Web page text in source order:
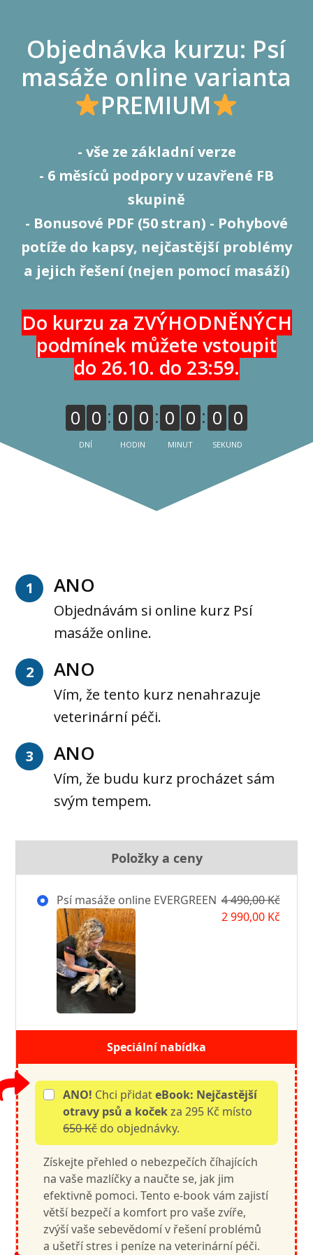
Objednávka kurzu: Psí
masáže online varianta
PREMIUM
- vše ze základní verze
- 6 měsíců podpory v uzavřené FB
skupině
- Bonusové PDF (50 stran) - Pohybové
potíže do kapsy, nejčastější problémy
a jejich řešení (nejen pomocí masáží)
Do kurzu za ZVÝHODNĚNÝCH
podmínek můžete vstoupit
do 26.10. do 23:59.
0 0
DNÍ
0 0
HODIN
0 0
MINUT
0 0
SEKUND
1 ANO
Objednávám si online kurz Psí
masáže online.
2 ANO
Vím, že tento kurz nenahrazuje
veterinární péči.
3 ANO
Vím, že budu kurz procházet sám
svým tempem.
Položky a ceny
Psí masáže online EVERGREEN 4 490,00 Kč
2 990,00 Kč
Speciální nabídka
ANO! Chci přidateBook: Nejčastější
otravy psů a kočekza 295 Kč místo
650 Kčdo objednávky.
Získejte přehled o nebezpečích číhajících
na vaše mazlíčky a naučte se, jak jim
efektivně pomoci. Tento e-book vám zajistí
větší bezpečí a komfort pro vaše zvíře,
zvýší vaše sebevědomí v řešení problémů
a ušetří stres i peníze na veterinární péči.